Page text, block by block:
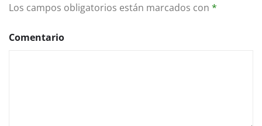
Los campos obligatorios están marcados con *
Comentario